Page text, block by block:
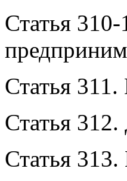
Статья
Статья
Статья 312.
Статья 313.